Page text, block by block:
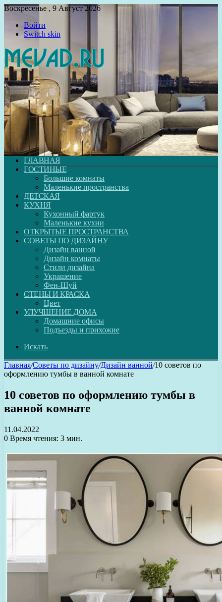
Воскресенье , 9 Август 2026
Войти
Switch skin
ГЛАВНАЯ
ГОСТИНЫЕ
Большие комнаты
Маленькие пространства
ДЕТСКАЯ
КУХНЯ
Кухонный фартук
Маленькие кухни
ОТКРЫТЫЕ ПРОСТРАНСТВА
СОВЕТЫ ПО ДИЗАЙНУ
Дизайн ванной
Дизайн комнаты
Стили дизайна
Украшение
Фен-Шуй
СТЕНЫ И КРАСКА
Цвет
УЛУЧШЕНИЕ ДОМА
Домашние офисы
Подъезды и прихожие
Искать
Главная/Советы по дизайну/Дизайн ванной/10 советов по
оформлению тумбы в ванной комнате
10 советов по оформлению тумбы в
ванной комнате
11.04.2022
0 Время чтения: 3 мин.